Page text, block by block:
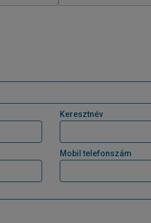
Keresztnév
Mobil telefonszám